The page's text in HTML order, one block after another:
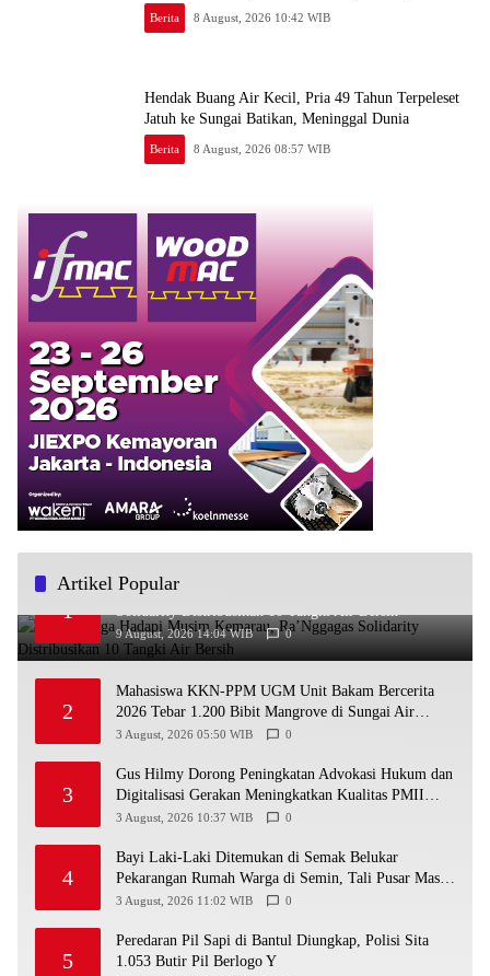
Berita 8 August, 2026 10:42 WIB
Hendak Buang Air Kecil, Pria 49 Tahun Terpeleset
Jatuh ke Sungai Batikan, Meninggal Dunia
Berita 8 August, 2026 08:57 WIB
Artikel Popular
1
Bantu Warga Hadapi Musim Kemarau, Ra’Nggagas
Solidarity Distribusikan 10 Tangki Air Bersih
9 August, 2026 14:04 WIB 0
2
Mahasiswa KKN-PPM UGM Unit Bakam Bercerita
2026 Tebar 1.200 Bibit Mangrove di Sungai Air
Layang
3 August, 2026 05:50 WIB 0
3
Gus Hilmy Dorong Peningkatan Advokasi Hukum dan
Digitalisasi Gerakan Meningkatkan Kualitas PMII
DIY
3 August, 2026 10:37 WIB 0
4
Bayi Laki-Laki Ditemukan di Semak Belukar
Pekarangan Rumah Warga di Semin, Tali Pusar Masih
Menempel
3 August, 2026 11:02 WIB 0
5
Peredaran Pil Sapi di Bantul Diungkap, Polisi Sita
1.053 Butir Pil Berlogo Y